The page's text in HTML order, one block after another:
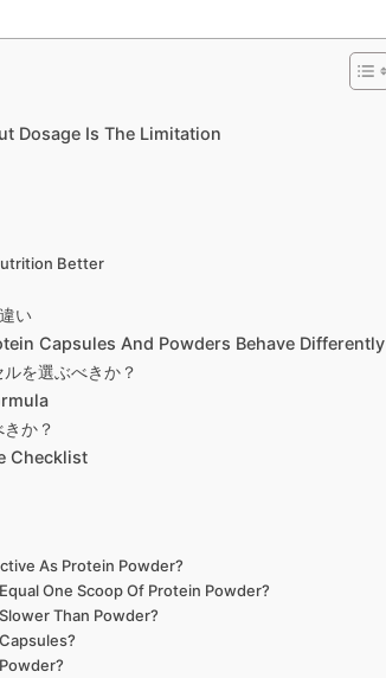
Dosage Is The Limitation
Better
い
Capsules And Powders Behave Differently
を選ぶべきか？
か？
Checklist
As Protein Powder?
One Scoop Of Protein Powder?
Than Powder?